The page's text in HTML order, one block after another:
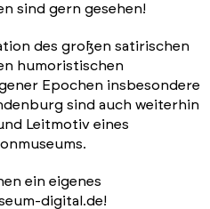
sind gern gesehen!
des großen satirischen
humoristischen
Epochen insbesondere
sind auch weiterhin
Leitmotiv eines
ein eigenes
digital.de!